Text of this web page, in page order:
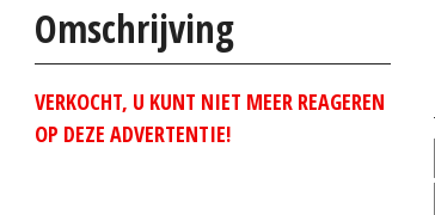
Omschrijving
VERKOCHT, U KUNT NIET MEER REAGEREN
OP DEZE ADVERTENTIE!